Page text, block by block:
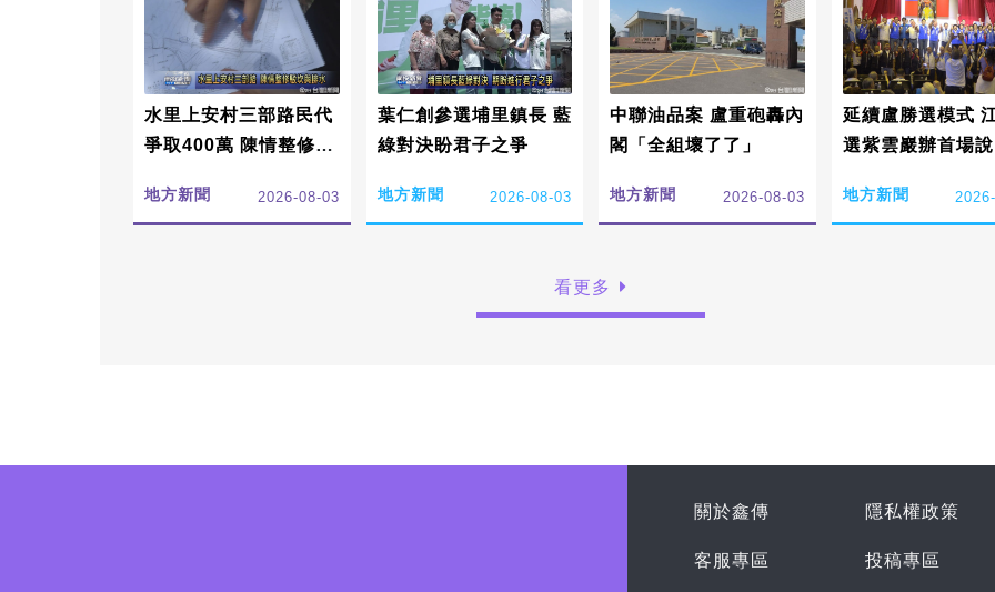
水里上安村三部路民代
爭取400萬 陳情整修駁
地方新聞 2026-08-03
葉仁創參選埔里鎮長 藍
綠對決盼君子之爭
地方新聞 2026-08-03
中聯油品案 盧重砲轟內
閣「全組壞了了」
地方新聞 2026-08-03
延續盧勝選模式
選紫雲巖辦首場
地方新聞
看更多
關於鑫傳 隱私權政策
客服專區 投稿專區